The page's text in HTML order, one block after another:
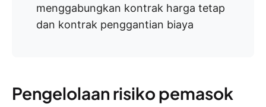
menggabungkan kontrak harga tetap
dan kontrak penggantian biaya
Pengelolaan risiko pemasok